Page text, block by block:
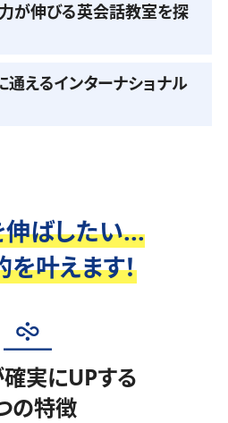
が伸びる英会話教室を探
通えるインターナショナル
ばしたい...
叶えます！
実にUPする
の特徴